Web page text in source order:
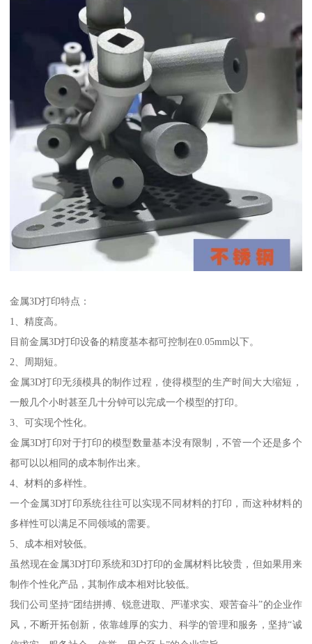
金属3D打印特点：
1、精度高。
目前金属3D打印设备的精度基本都可控制在0.05mm以下。
2、周期短。
金属3D打印无须模具的制作过程，使得模型的生产时间大大缩短，
一般几个小时甚至几十分钟可以完成一个模型的打印。
3、可实现个性化。
金属3D打印对于打印的模型数量基本没有限制，不管一个还是多个
都可以以相同的成本制作出来。
4、材料的多样性。
一个金属3D打印系统往往可以实现不同材料的打印，而这种材料的
多样性可以满足不同领域的需要。
5、成本相对较低。
虽然现在金属3D打印系统和3D打印的金属材料比较贵，但如果用来
制作个性化产品，其制作成本相对比较低。
我们公司坚持“团结拼搏、锐意进取、严谨求实、艰苦奋斗”的企业作
风，不断开拓创新，依靠雄厚的实力、科学的管理和服务，坚持“诚